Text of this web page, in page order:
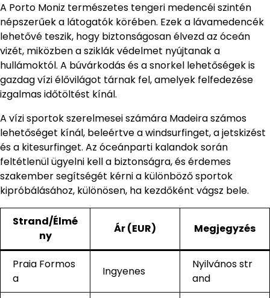
A Porto Moniz természetes tengeri medencéi szintén
népszerűek a látogatók körében. Ezek a lávamedencék
lehetővé teszik, hogy biztonságosan élvezd az óceán
vizét, miközben a sziklák védelmet nyújtanak a
hullámoktól. A búvárkodás és a snorkel lehetőségek is
gazdag vízi élővilágot tárnak fel, amelyek felfedezése
izgalmas időtöltést kínál.
A vízi sportok szerelmesei számára Madeira számos
lehetőséget kínál, beleértve a windsurfinget, a jetskizést
és a kitesurfinget. Az óceánparti kalandok során
feltétlenül ügyelni kell a biztonságra, és érdemes
szakember segítségét kérni a különböző sportok
kipróbálásához, különösen, ha kezdőként vágsz bele.
Strand/Élmé
ny
Ár (EUR) Megjegyzés
Praia Formos
a
Ingyenes
Nyilvános str
and